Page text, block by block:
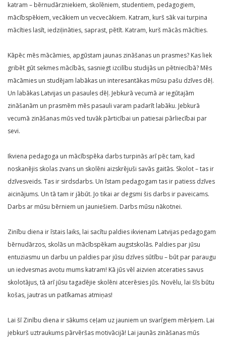
katram – bērnudārzniekiem, skolēniem, studentiem, pedagogiem,
mācībspēkiem, vecākiem un vecvecākiem. Katram, kurš sāk vai turpina
mācīties lasīt, iedziļināties, saprast, pētīt. Katram, kurš mācās mācīties.
Kāpēc mēs mācāmies, apgūstam jaunas zināšanas un prasmes? Kas liek
gribēt gūt sekmes mācībās, sasniegt izcilību studijās un pētniecībā? Mēs
mācāmies un studējam labākas un interesantākas mūsu pašu dzīves dēļ.
Un labākas Latvijas un pasaules dēļ. Jebkurā vecumā ar iegūtajām
zināšanām un prasmēm mēs pasauli varam padarīt labāku. Jebkurā
vecumā zināšanas mūs ved tuvāk pārticībai un patiesai pārliecībai par
sevi.
Ikviena pedagoga un mācībspēka darbs turpinās arī pēc tam, kad
noskanējis skolas zvans un skolēni aizskrējuši savās gaitās. Skolot – tas ir
dzīvesveids. Tas ir sirdsdarbs. Un īstam pedagogam tas ir patiess dzīves
aicinājums. Un tā tam ir jābūt. Jo tikai ar degsmi šis darbs ir paveicams.
Darbs ar mūsu bērniem un jauniešiem. Darbs mūsu nākotnei.
Zinību diena ir īstais laiks, lai sacītu paldies ikvienam Latvijas pedagogam
bērnudārzos, skolās un mācībspēkam augstskolās. Paldies par jūsu
entuziasmu un darbu un paldies par jūsu dzīves sūtību – būt par paraugu
un iedvesmas avotu mums katram! Kā jūs vēl aizvien atceraties savus
skolotājus, tā arī jūsu tagadējie skolēni atcerēsies jūs. Novēlu, lai šīs būtu
košas, jautras un patīkamas atmiņas!
Lai šī Zinību diena ir sākums ceļam uz jauniem un svarīgiem mērķiem. Lai
jebkurš uztraukums pārvēršas motivācijā! Lai jaunās zināšanas mūs